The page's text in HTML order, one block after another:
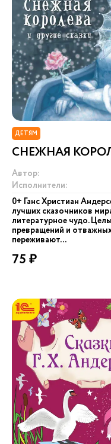
ДЕТЯМ
СНЕЖНАЯ
Автор:
Исполнители:
0+ Ганс Христиан
лучших сказочников
литературное чудо.
превращений и
переживают...
75 ₽